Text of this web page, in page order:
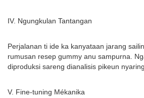
IV. Ngungkulan Tantangan
Perjalanan ti ide ka kanyataan jarang
rumusan resep gummy anu sampurna.
diproduksi sareng dianalisis pikeun
V. Fine-tuning Mékanika